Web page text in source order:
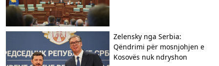
Zelensky nga Serbia:
Qëndrimi për mosnjohjen e
Kosovës nuk ndryshon